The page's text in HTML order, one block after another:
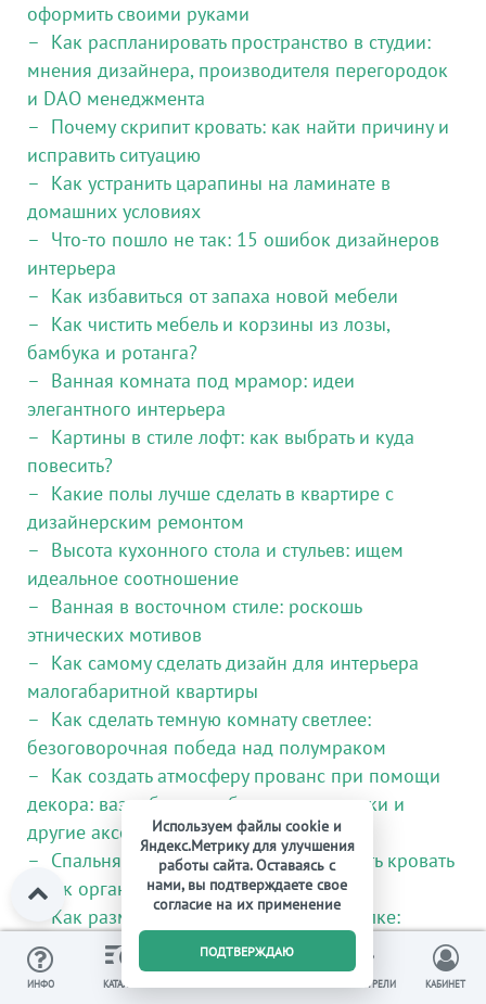
оформить своими руками
Как распланировать пространство в студии:
мнения дизайнера, производителя перегородок
и DAO менеджмента
Почему скрипит кровать: как найти причину и
исправить ситуацию
Как устранить царапины на ламинате в
домашних условиях
Что-то пошло не так: 15 ошибок дизайнеров
интерьера
Как избавиться от запаха новой мебели
Как чистить мебель и корзины из лозы,
бамбука и ротанга?
Ванная комната под мрамор: идеи
элегантного интерьера
Картины в стиле лофт: как выбрать и куда
повесить?
Какие полы лучше сделать в квартире с
дизайнерским ремонтом
Высота кухонного стола и стульев: ищем
идеальное соотношение
Ванная в восточном стиле: роскошь
этнических мотивов
Как самому сделать дизайн для интерьера
малогабаритной квартиры
Как сделать темную комнату светлее:
безоговорочная победа над полумраком
Как создать атмосферу прованс при помощи
декора: вазы, бутылки, баночки, статуэтки и
другие аксессуары в интерьере
Спальня на балконе: какую подобрать кровать
и как организовать пространство
Как разместить светильники на потолке:
схемы, советы, нюансы
Интерьер спальни с кованой кроватью: какие
ИНФО КАТАЛОГ
0
ВЫ СМОТРЕЛИ КАБИНЕТ
Используем файлы cookie и
Яндекс.Метрику для улучшения
работы сайта. Оставаясь с
нами, вы подтверждаете свое
согласие на их применение
ПОДТВЕРЖДАЮ